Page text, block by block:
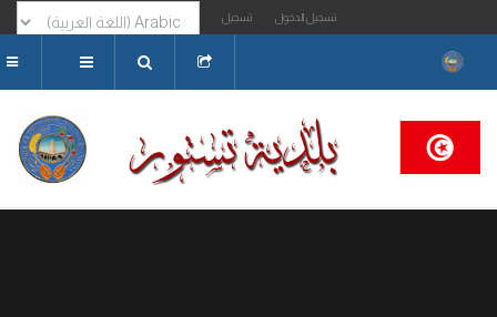
تسجيل الدخول تسجيل
البحث...